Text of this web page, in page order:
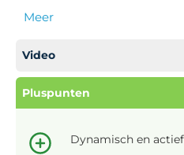
Meer
Video
Pluspunten
Dynamisch en